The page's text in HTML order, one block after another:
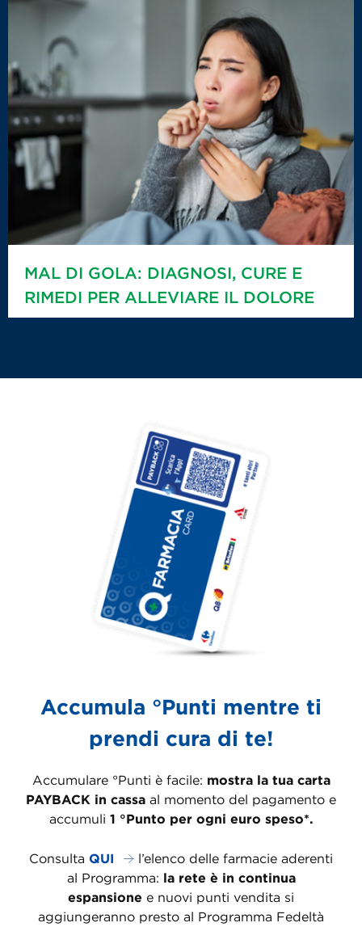
MAL DI GOLA: DIAGNOSI, CURE E
RIMEDI PER ALLEVIARE IL DOLORE
Accumula °Punti mentre ti
prendi cura di te!
Accumulare °Punti è facile: mostra la tua carta
PAYBACK in cassa al momento del pagamento e
accumuli 1 °Punto per ogni euro speso*.
Consulta QUI
l’elenco delle farmacie aderenti
al Programma: la rete è in continua
espansione e nuovi punti vendita si
aggiungeranno presto al Programma Fedeltà